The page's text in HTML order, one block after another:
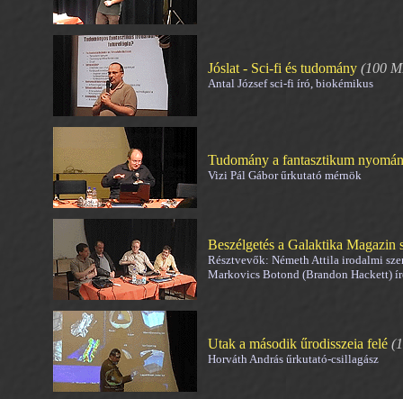
Jóslat - Sci-fi és tudomány (100
Antal József sci-fi író, biokémikus
Tudomány a fantasztikum
Vizi Pál Gábor űrkutató mérnök
Beszélgetés a Galaktika Magazin
Résztvevők: Németh Attila irodalmi
Markovics Botond (Brandon Hackett)
Utak a második űrodisszeia felé
Horváth András űrkutató-csillagász